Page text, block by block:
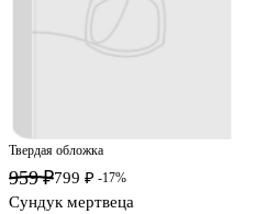
Твердая обложка
959 ₽799 ₽ -17%
Сундук мертвеца